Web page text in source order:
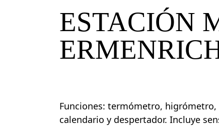
ESTACIÓN
Funciones: termómetro,
calendario y despertador. Incluye